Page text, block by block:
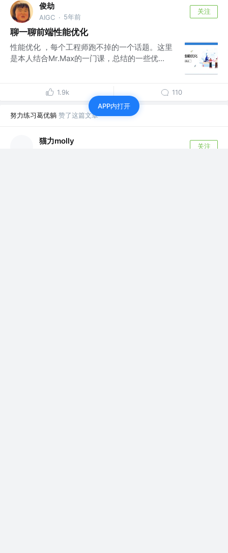
俊劫
AIGC · 5年前
关注
聊一聊前端性能优化
性能优化 ，每个工程师跑不掉的一个话题。这里
是本人结合Mr.Max的一门课，总结的一些优...
1.9k 110
努力练习葛优躺 赞了这篇文章
猫力molly
关注
APP内打开